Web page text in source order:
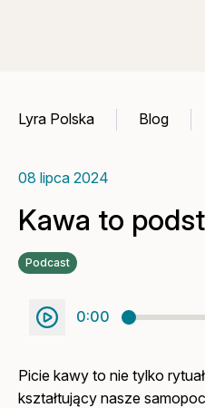
Lyra Polska Blog
08 lipca 2024
Kawa to
Podcast
0:00
Picie kawy to nie tylko
kształtujący nasze